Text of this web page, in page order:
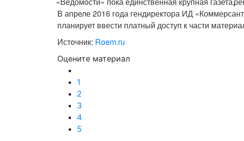
В апреле 2016 года гендиректора ИД
планирует ввести платный доступ к части
Источник: Roem.ru
Оцените материал
1
2
3
4
5